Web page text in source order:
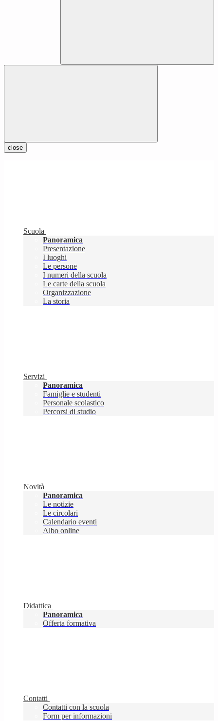
close
Scuola
Panoramica
Presentazione
I luoghi
Le persone
I numeri della scuola
Le carte della scuola
Organizzazione
La storia
Servizi
Panoramica
Famiglie e studenti
Personale scolastico
Percorsi di studio
Novità
Panoramica
Le notizie
Le circolari
Calendario eventi
Albo online
Didattica
Panoramica
Offerta formativa
Contatti
Contatti con la scuola
Form per informazioni